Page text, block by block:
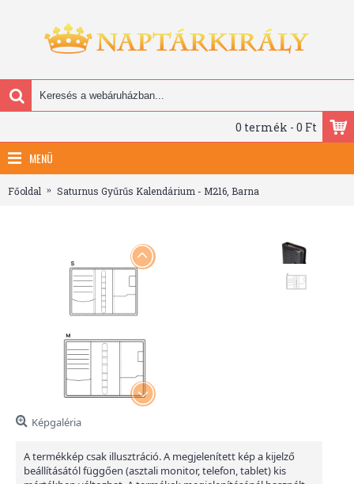
0 termék - 0 Ft
MENÜ
Főoldal Saturnus Gyűrűs Kalendárium - M216, Barna
Képgaléria
A termékkép csak illusztráció. A megjelenített kép a kijelző
beállításától függően (asztali monitor, telefon, tablet) kis